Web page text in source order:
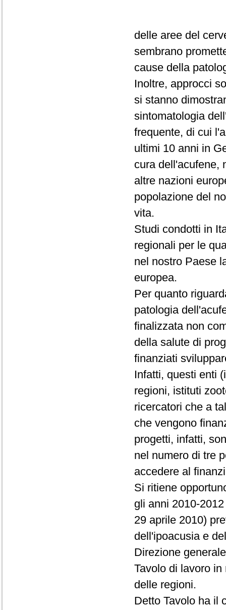
delle aree del
sembrano
cause della
Inoltre, approcci
si stanno
sintomatologia
frequente, di cui
ultimi 10 anni in
cura dell'acufene,
altre nazioni
popolazione del
vita.
Studi condotti in
regionali per le
nel nostro Paese
europea.
Per quanto
patologia
finalizzata non
della salute di
finanziati
Infatti, questi enti
regioni, istituti
ricercatori che a
che vengono
progetti, infatti,
nel numero di tre
accedere al
Si ritiene
gli anni 2010-
29 aprile 2010)
dell'ipoacusia e
Direzione
Tavolo di lavoro
delle regioni.
Detto Tavolo ha il